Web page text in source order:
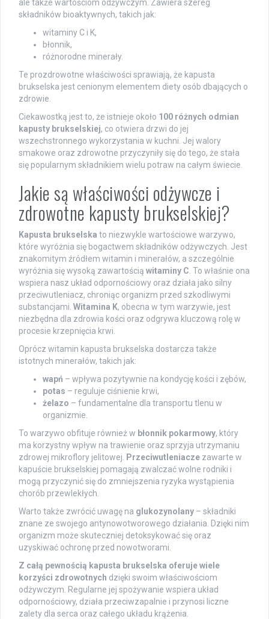
ale także wartościom odżywczym. Zawiera szereg
składników bioaktywnych, takich jak:
witaminy C i K,
błonnik,
różnorodne minerały.
Te prozdrowotne właściwości sprawiają, że kapusta
brukselska jest cenionym elementem diety osób dbających o
zdrowie.
Ciekawostką jest to, że istnieje około 100 różnych odmian
kapusty brukselskiej, co otwiera drzwi do jej
wszechstronnego wykorzystania w kuchni. Jej walory
smakowe oraz zdrowotne przyczyniły się do tego, że stała
się popularnym składnikiem wielu potraw na całym świecie.
Jakie są właściwości odżywcze i
zdrowotne kapusty brukselskiej?
Kapusta brukselska to niezwykle wartościowe warzywo,
które wyróżnia się bogactwem składników odżywczych. Jest
znakomitym źródłem witamin i minerałów, a szczególnie
wyróżnia się wysoką zawartością witaminy C . To właśnie ona
wspiera nasz układ odpornościowy oraz działa jako silny
przeciwutleniacz, chroniąc organizm przed szkodliwymi
substancjami. Witamina K, obecna w tym warzywie, jest
niezbędna dla zdrowia kości oraz odgrywa kluczową rolę w
procesie krzepnięcia krwi.
Oprócz witamin kapusta brukselska dostarcza także
istotnych minerałów, takich jak:
wapń – wpływa pozytywnie na kondycję kości i zębów,
potas – reguluje ciśnienie krwi,
żelazo – fundamentalne dla transportu tlenu w
organizmie.
To warzywo obfituje również w błonnik pokarmowy, który
ma korzystny wpływ na trawienie oraz sprzyja utrzymaniu
zdrowej mikroflory jelitowej. Przeciwutleniacze zawarte w
kapuście brukselskiej pomagają zwalczać wolne rodniki i
mogą przyczynić się do zmniejszenia ryzyka wystąpienia
chorób przewlekłych.
Warto także zwrócić uwagę na glukozynolany – składniki
znane ze swojego antynowotworowego działania. Dzięki nim
organizm może skuteczniej detoksykować się oraz
uzyskiwać ochronę przed nowotworami.
Z całą pewnością kapusta brukselska oferuje wiele
korzyści zdrowotnych dzięki swoim właściwościom
odżywczym. Regularne jej spożywanie wspiera układ
odpornościowy, działa przeciwzapalnie i przynosi liczne
zalety dla serca oraz całego układu krążenia.